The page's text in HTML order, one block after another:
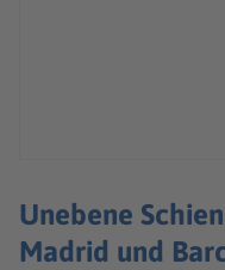
Unebene
Madrid und